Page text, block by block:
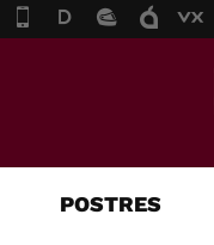
POSTRES